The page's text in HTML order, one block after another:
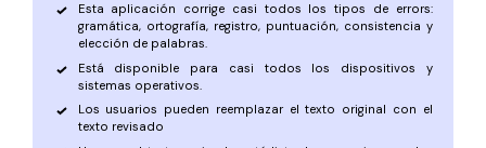
Esta aplicación corrige casi todos los tipos de errors:
gramática, ortografía, registro, puntuación, consistencia y
elección de palabras.
Está disponible para casi todos los dispositivos y
sistemas operativos.
Los usuarios pueden reemplazar el texto original con el
texto revisado